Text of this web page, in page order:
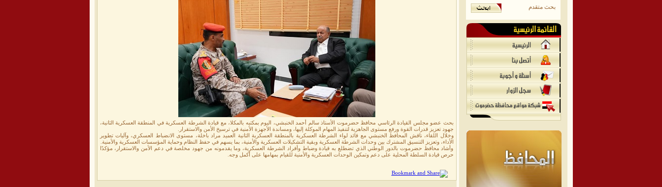
بحث عضو مجلس القيادة الرئاسي محافظ حضرموت الأستاذ سالم أحمد الخنبشي، اليوم بمكتبه بالمكلا، مع قيادة الشرطة العسكرية في المنطقة العسكرية الثانية،
جهود تعزيز قدرات القوة ورفع مستوى الجاهزية لتنفيذ المهام الموكلة إليها، ومساندة الأجهزة الأمنية في ترسيخ الأمن والاستقرار.
وخلال اللقاء، ناقش المحافظ الخنبشي مع قائد لواء الشرطة العسكرية بالمنطقة العسكرية الثانية العميد مراد باخلة، مستوى الانضباط العسكري، وآليات تطوير
الأداء، وتعزيز التنسيق المشترك بين وحدات الشرطة العسكرية وبقية التشكيلات العسكرية والأمنية، بما يسهم في حفظ النظام وحماية المؤسسات العسكرية والأمنية.
وأشاد محافظ حضرموت بالدور الوطني الذي تضطلع به قيادة وضباط وأفراد الشرطة العسكرية، وما يقدمونه من جهود مخلصة في دعم الأمن والاستقرار، مؤكدًا
حرص قيادة السلطة المحلية على دعم وتمكين الوحدات العسكرية والأمنية للقيام بمهامها على أكمل وجه.
بحث متقدم